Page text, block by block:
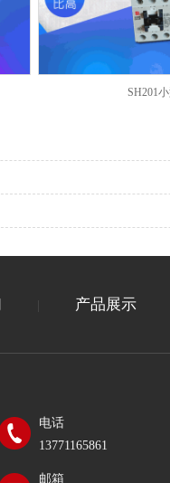
SH201
产品展示
电话
13771165861
邮箱